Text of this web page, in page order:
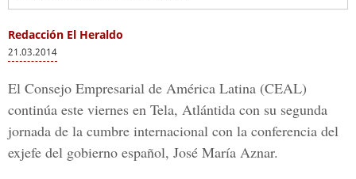
Redacción El Heraldo
21.03.2014
El Consejo Empresarial de América Latina (CEAL)
continúa este viernes en Tela, Atlántida con su segunda
jornada de la cumbre internacional con la conferencia del
exjefe del gobierno español, José María Aznar.